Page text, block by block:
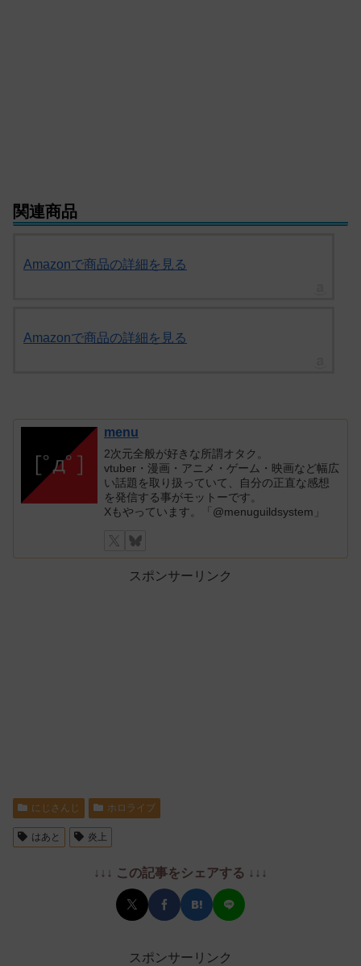
関連商品
Amazonで商品の詳細を見る
Amazonで商品の詳細を見る
menu
2次元全般が好きな所謂オタク。
vtuber・漫画・アニメ・ゲーム・映画など幅広
い話題を取り扱っていて、自分の正直な感想
を発信する事がモットーです。
Xもやっています。「@menuguildsystem」
スポンサーリンク
にじさんじ ホロライブ
はあと 炎上
↓↓↓ この記事をシェアする ↓↓↓
スポンサーリンク